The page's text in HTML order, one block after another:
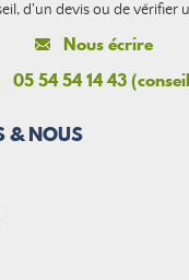
d'un devis ou de vérifier
Nous écrire
05 54 54 14 43
& NOUS